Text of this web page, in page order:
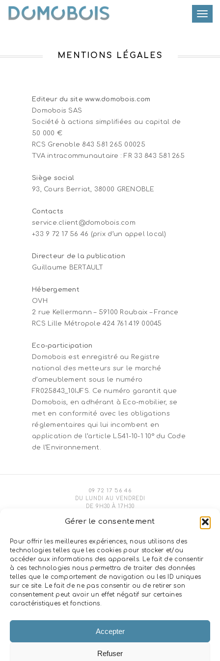
Gérer le consentement
Pour offrir les meilleures expériences, nous utilisons des
technologies telles que les cookies pour stocker et/ou
accéder aux informations des appareils. Le fait de consentir
à ces technologies nous permettra de traiter des données
telles que le comportement de navigation ou les ID uniques
sur ce site. Le fait de ne pas consentir ou de retirer son
consentement peut avoir un effet négatif sur certaines
caractéristiques et fonctions.
Accepter
Refuser
MENTIONS LÉGALES
Editeur du site www.domobois.com
Domobois SAS
Société à actions simplifiées au capital de
50 000 €
RCS Grenoble 843 581 265 00025
TVA intracommunautaire : FR 33 843 581 265
Siège social
93, Cours Berriat, 38000 GRENOBLE
Contacts
service.client@domobois.com
+33 9 72 17 56 46 (prix d’un appel local)
Directeur de la publication
Guillaume BERTAULT
Hébergement
OVH
2 rue Kellermann – 59100 Roubaix – France
RCS Lille Métropole 424 761 419 00045
Eco-participation
Domobois est enregistré au Registre
national des metteurs sur le marché
d’ameublement sous le numéro
FR025843_10IJFS. Ce numéro garantit que
Domobois, en adhérant à Eco-mobilier, se
met en conformité avec les obligations
réglementaires qui lui incombent en
application de l’article L541-10-1 10° du Code
de l’Environnement.
09 72 17 56 46
DU LUNDI AU VENDREDI
DE 9H30 À 17H30
FABRIQUÉ EN ISÈRE DANS NOTRE ATELIER
LIVRÉ PARTOUT EN FRANCE
SERVICE.CLIENT@DOMOBOIS.COM